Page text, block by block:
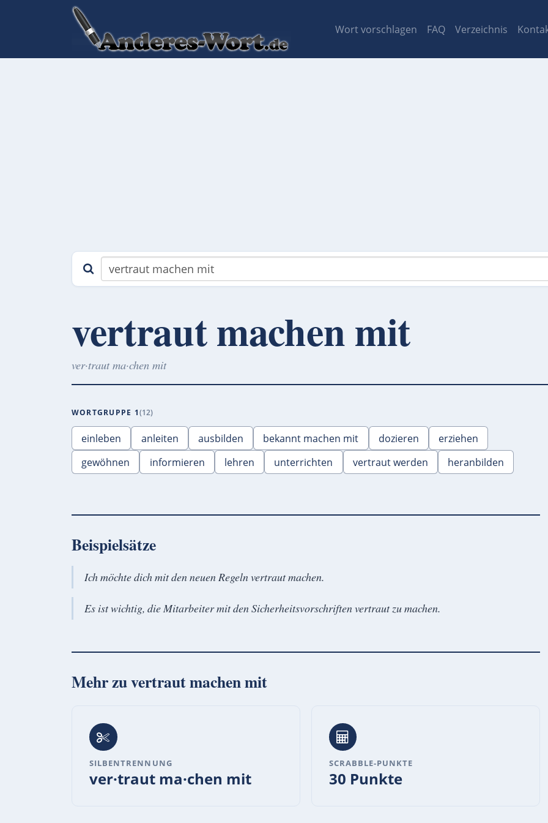
Wort vorschlagen FAQ Verzeichnis
vertraut machen mit
ver·traut ma·chen mit
WORTGRUPPE 1 12
einleben anleiten ausbilden bekannt machen mit dozieren
erziehen
gewöhnen
informieren lehren unterrichten vertraut werden heranbilden
Beispielsätze
Ich möchte dich mit den neuen Regeln vertraut machen.
Es ist wichtig, die Mitarbeiter mit den Sicherheitsvorschriften vertraut zu machen.
Mehr zuvertraut machen mit
SILBENTRENNUNG
ver·traut ma·chen mit
SCRABBLE-PUNKTE
30 Punkte